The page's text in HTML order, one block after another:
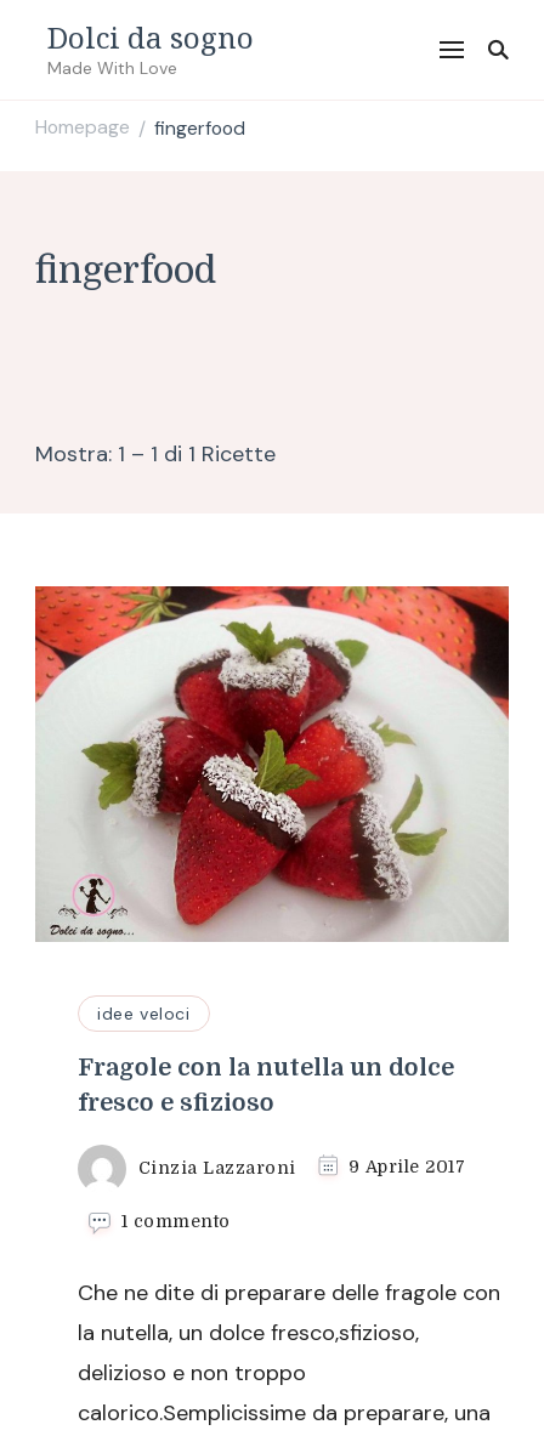
Dolci da sogno
Made With Love
Homepage / fingerfood
fingerfood
Mostra: 1 – 1 di 1 Ricette
idee veloci
Fragole con la nutella un dolce
fresco e sfizioso
Cinzia Lazzaroni 9 Aprile 2017
1 commento
la
nutella
dolce
e
Che ne dite di preparare delle fragole con
la nutella, un dolce fresco,sfizioso,
delizioso e non troppo
calorico.Semplicissime da preparare, una